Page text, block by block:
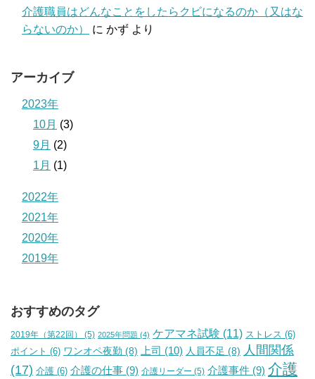
介護職員はどんなことをしたらクビになるのか（又はな
らないのか）
に かず より
アーカイブ
2023年
10月 (3)
9月 (2)
1月 (1)
2022年
2021年
2020年
2019年
おすすめのタグ
2019年（第22回） (5) 2025年問題 (4) ケアマネ試験 (11) ストレス (6)
ポイント (6) ワンオペ夜勤 (8) 上司 (10) 人員不足 (8) 人間関係
(17) 介護 (6) 介護の仕事 (9) 介護リーダー (5) 介護事件 (9) 介護